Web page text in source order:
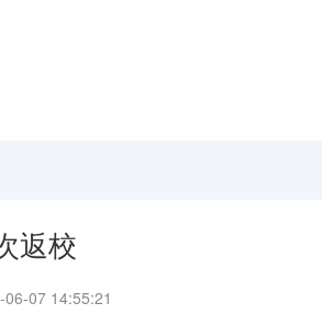
返校
06-07 14:55:21